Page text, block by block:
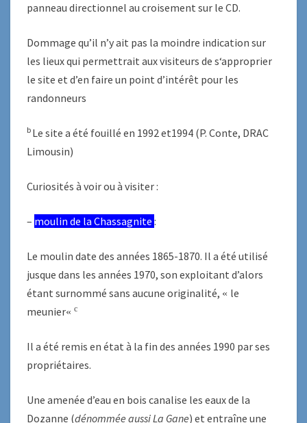
panneau directionnel au croisement sur le CD.
Dommage qu’il n’y ait pas la moindre indication sur
les lieux qui permettrait aux visiteurs de s‘approprier
le site et d’en faire un point d’intérêt pour les
randonneurs
b Le site a été fouillé en 1992 et1994 (P. Conte, DRAC
Limousin)
Curiosités à voir ou à visiter :
– moulin de la Chassagnite :
Le moulin date des années 1865-1870. Il a été utilisé
jusque dans les années 1970, son exploitant d’alors
étant surnommé sans aucune originalité, « le
meunier« c
Il a été remis en état à la fin des années 1990 par ses
propriétaires.
Une amenée d’eau en bois canalise les eaux de la
Dozanne (dénommée aussi La Gane) et entraîne une